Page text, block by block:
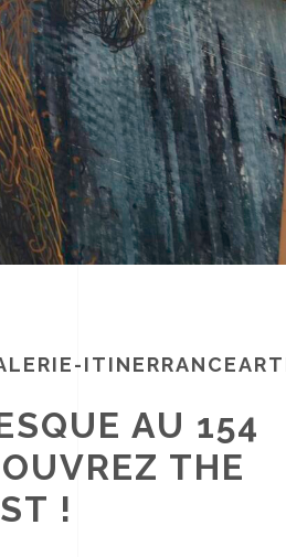
AU 154
THE
!